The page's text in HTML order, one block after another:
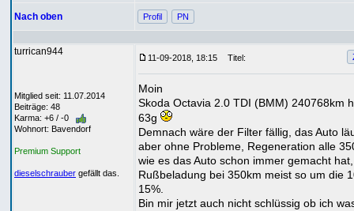
Nach oben Profil PN
turrican944
Mitglied seit: 11.07.2014
Beiträge: 48
Karma: +6 / -0
Wohnort: Bavendorf
Premium Support
dieselschrauber gefällt das.
11-09-2018, 18:15 Titel:
Moin
Skoda Octavia 2.0 TDI (BMM) 240768km
63g
Demnach wäre der Filter fällig, das Auto
aber ohne Probleme, Regeneration alle
wie es das Auto schon immer gemacht hat,
Rußbeladung bei 350km meist so um die
15%.
Bin mir jetzt auch nicht schlüssig ob ich